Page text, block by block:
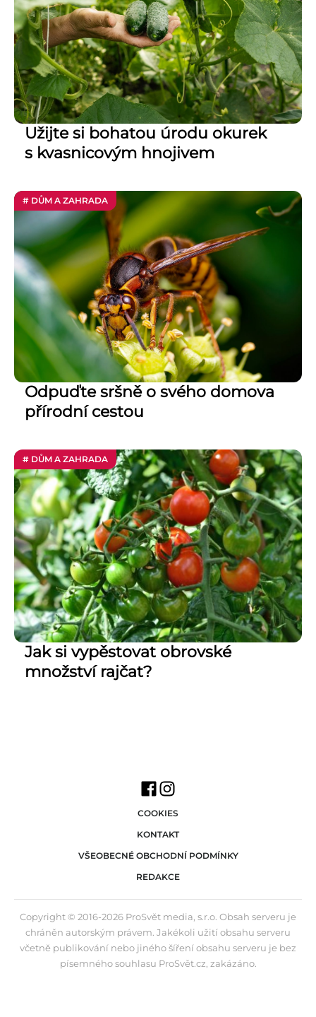
Užijte si bohatou úrodu okurek
s kvasnicovým hnojivem
# DŮM A ZAHRADA
Odpuďte sršně o svého domova
přírodní cestou
# DŮM A ZAHRADA
Jak si vypěstovat obrovské
množství rajčat?
COOKIES
KONTAKT
VŠEOBECNÉ OBCHODNÍ PODMÍNKY
REDAKCE
Copyright © 2016-2026 ProSvět media, s.r.o. Obsah serveru je
chráněn autorským právem. Jakékoli užití obsahu serveru
včetně publikování nebo jiného šíření obsahu serveru je bez
písemného souhlasu ProSvět.cz, zakázáno.